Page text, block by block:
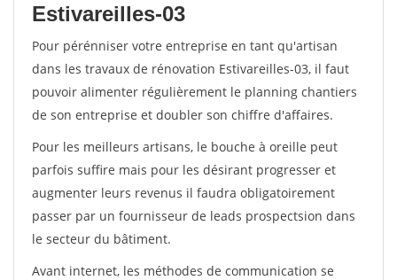
Estivareilles-03
Pour pérénniser votre entreprise en tant qu'artisan
dans les travaux de rénovation Estivareilles-03, il faut
pouvoir alimenter régulièrement le planning chantiers
de son entreprise et doubler son chiffre d'affaires.
Pour les meilleurs artisans, le bouche à oreille peut
parfois suffire mais pour les désirant progresser et
augmenter leurs revenus il faudra obligatoirement
passer par un fournisseur de leads prospectsion dans
le secteur du bâtiment.
Avant internet, les méthodes de communication se